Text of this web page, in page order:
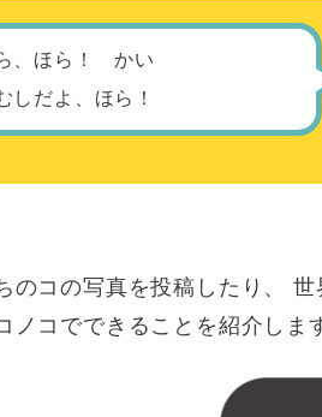
、ほら！ かい
だよ、ほら！
のコの写真を投稿したり、
世
ノコでできることを紹介しま